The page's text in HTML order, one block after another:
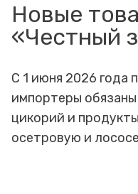
Новые
«Честный
С 1 июня 2026 года
импортеры
цикорий и
осетровую и